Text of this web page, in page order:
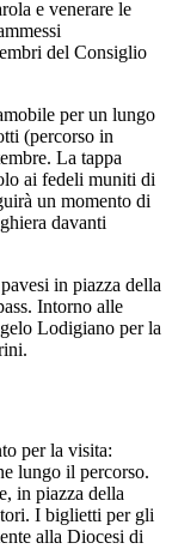
e venerare le
del Consiglio
per un lungo
(percorso in
La tappa
ai fedeli muniti di
un momento di
davanti
in piazza della
Intorno alle
Lodigiano per la
per la visita:
lungo il percorso.
in piazza della
I biglietti per gli
alla Diocesi di